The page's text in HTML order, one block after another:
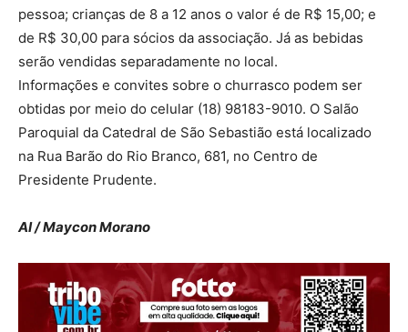
pessoa; crianças de 8 a 12 anos o valor é de R$ 15,00; e
de R$ 30,00 para sócios da associação. Já as bebidas
serão vendidas separadamente no local.
Informações e convites sobre o churrasco podem ser
obtidas por meio do celular (18) 98183-9010. O Salão
Paroquial da Catedral de São Sebastião está localizado
na Rua Barão do Rio Branco, 681, no Centro de
Presidente Prudente.
AI / Maycon Morano